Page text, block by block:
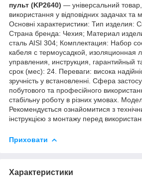
пульт (KP2640) — універсальний
використання у відповідних задачах та
Основні характеристики: Тип изделия:
Страна бренда: Чехия; Материал
сталь AISI 304; Комплектация: Набор
кабеля с термоусадкой, изоляционная
управления, инструкция, гарантийный
срок (мес): 24. Переваги: висока
зручність у встановленні. Сфера
побутового та професійного
стабільну роботу в різних умовах.
Рекомендується ознайомитися з
інструкцією з монтажу перед
Приховати
Характеристики